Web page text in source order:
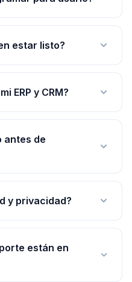
estar listo?
ERP y CRM?
antes de
y privacidad?
están en